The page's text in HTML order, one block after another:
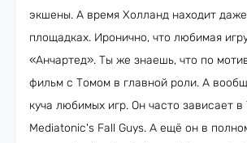
экшены. А время Холланд находит
площадках. Иронично, что любимая
«Анчартед». Ты же знаешь, что по
фильм с Томом в главной роли. А
куча любимых игр. Он часто зависает
Mediatonic's Fall Guys. А ещё он в